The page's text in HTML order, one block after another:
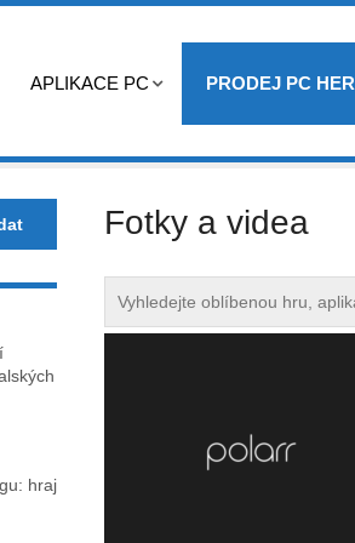
APLIKACE PC PRODEJ PC HER
Fotky a videa
hraj